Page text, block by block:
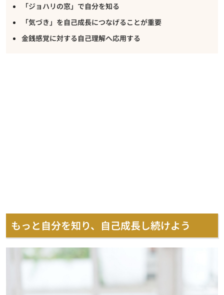
「ジョハリの窓」で自分を知る
「気づき」を自己成長につなげることが重要
金銭感覚に対する自己理解へ応用する
もっと自分を知り、自己成長し続けよう